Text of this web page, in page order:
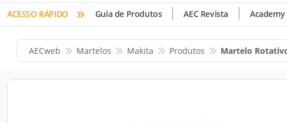
tinta,
etc
ACESSO RÁPIDO » Guia de Produtos AEC Revista Academy
AECweb Martelos Makita Produtos Martelo